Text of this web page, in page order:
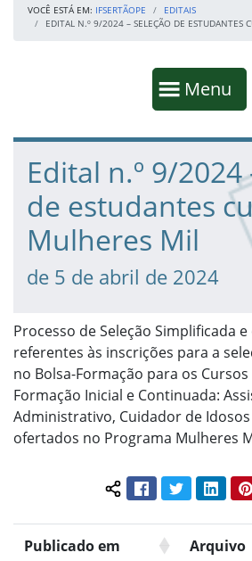
VOCÊ ESTÁ EM: IFSERTÃOPE
EDITAIS
EDITAL N.º 9/2024 – SELEÇÃO DE ESTUDANTES
Mostrar
Menu
Fim da navegação
Início do conteúdo
Edital n.º 9/2024
de estudantes
Mulheres Mil
de 5 de abril de 2024
Processo de Seleção Simplificada
referentes às inscrições para a
no Bolsa-Formação para os
Formação Inicial e Continuada:
Administrativo, Cuidador de
ofertados no Programa Mulheres
Compartilhar
FacebookTwitter
Publicado em Arquivo